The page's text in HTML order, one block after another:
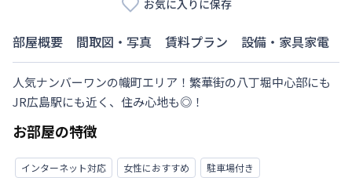
お気に入りに保存
部屋概要 間取図・写真 賃料プラン 設備・家具家電
人気ナンバーワンの幟町エリア！繁華街の八丁堀中心部にも
JR広島駅にも近く、住み心地も◎！
お部屋の特徴
インターネット対応 女性におすすめ
駐車場付き